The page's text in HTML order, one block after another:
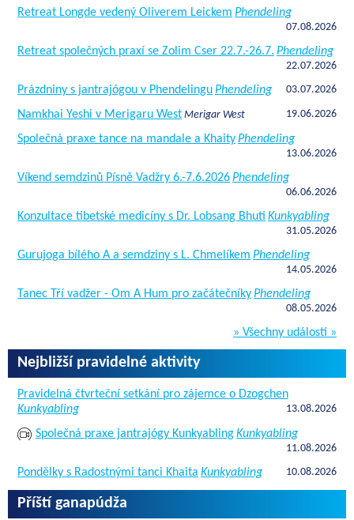
Retreat Longde vedený Oliverem Leickem Phendeling
07.08.2026
Retreat společných praxí se Zolim Cser 22.7.-26.7. Phendeling
22.07.2026
Prázdniny s jantrajógou v PhendelinguPhendeling 03.07.2026
Namkhai Yeshi v Merigaru West Merigar West 19.06.2026
Společná praxe tance na mandale a KhaityPhendeling
13.06.2026
Víkend semdzinů Písně Vadžry 6.-7.6.2026Phendeling
06.06.2026
Konzultace tibetské medicíny s Dr. Lobsang Bhuti Kunkyabling
31.05.2026
Gurujoga bílého A a semdziny s L. Chmelíkem Phendeling
14.05.2026
Tanec Tří vadžer - Om A Hum pro začátečníkyPhendeling
08.05.2026
» Všechny události »
Nejbližší pravidelné aktivity
Pravidelná čtvrteční setkání pro zájemce o Dzogchen
Kunkyabling
13.08.2026
Společná praxe jantrajógy KunkyablingKunkyabling
11.08.2026
Pondělky s Radostnými tanci Khaita Kunkyabling 10.08.2026
Příští ganapúdža